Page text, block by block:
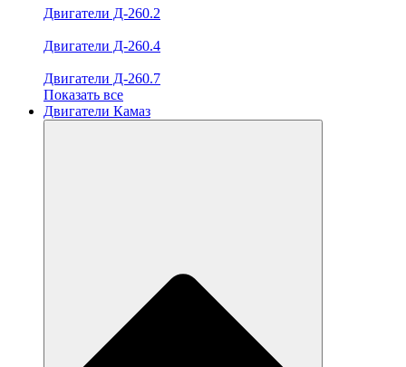
Двигатели Д-260.2
Двигатели Д-260.4
Двигатели Д-260.7
Показать все
Двигатели Камаз